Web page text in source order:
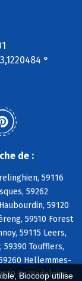
Biocoop utilise
°
de :
59116
59262
59120
59510 Forest
59115 Leers,
59390 Toufflers,
Hellemmes-
La Madeleine,